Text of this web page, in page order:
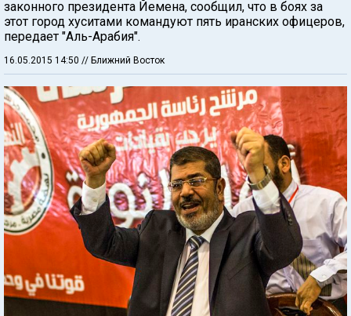
законного президента Йемена, сообщил, что в боях за
этот город хуситами командуют пять иранских офицеров,
передает "Аль-Арабия".
16.05.2015 14:50 // Ближний Восток